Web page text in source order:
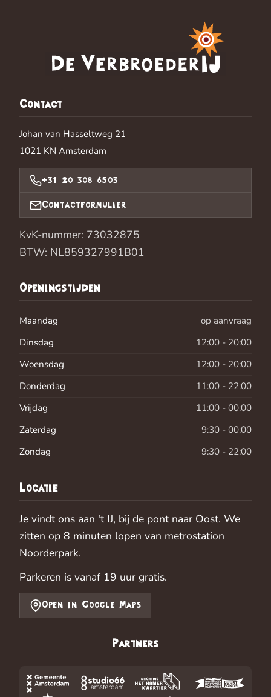
Contact
Johan van Hasseltweg 21
1021 KN Amsterdam
+31 20 308 6503
Contactformulier
KvK-nummer: 73032875
BTW: NL859327991B01
Openingstijden
Maandag
op aanvraag
Dinsdag
12:00 - 20:00
Woensdag
12:00 - 20:00
Donderdag
11:00 - 22:00
Vrijdag
11:00 - 00:00
Zaterdag
9:30 - 00:00
Zondag
9:30 - 22:00
Locatie
Je vindt ons aan 't IJ, bij de pont naar Oost. We
zitten op 8 minuten lopen van metrostation
Noorderpark.
Parkeren is vanaf 19 uur gratis.
Open in Google Maps
Partners